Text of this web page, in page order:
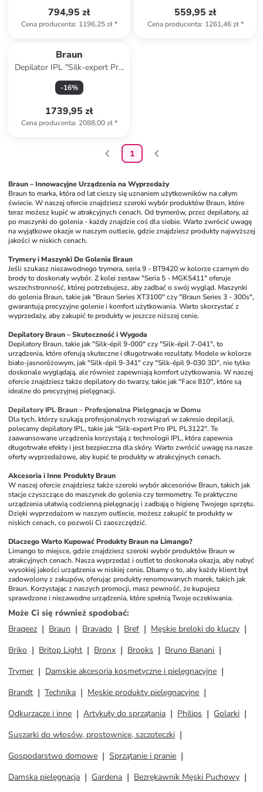
794,95 zł
Cena producenta: 1196,25 zł*
559,95 zł
Cena producenta: 1261,46 zł*
Braun
Depilator IPL "Silk-expert Pro
IPL PL5210" w kolorze złoto-
białym
-16%
1739,95 zł
Cena producenta: 2088,00 zł*
1
Braun – Innowacyjne Urządzenia na Wyprzedaży
Braun to marka, która od lat cieszy się uznaniem użytkowników na całym
świecie. W naszej ofercie znajdziesz szeroki wybór produktów Braun, które
teraz możesz kupić w atrakcyjnych cenach. Od trymerów, przez depilatory, aż
po maszynki do golenia - każdy znajdzie coś dla siebie. Warto zwrócić uwagę
na wyjątkowe okazje w naszym outlecie, gdzie znajdziesz produkty najwyższej
jakości w niskich cenach.
Trymery i Maszynki Do Golenia Braun
Jeśli szukasz niezawodnego trymera, seria 9 - BT9420 w kolorze czarnym do
brody to doskonały wybór. Z kolei zestaw "Seria 5 - MGK5411" oferuje
wszechstronność, której potrzebujesz, aby zadbać o swój wygląd. Maszynki
do golenia Braun, takie jak "Braun Series XT3100" czy "Braun Series 3 - 300s",
gwarantują precyzyjne golenie i komfort użytkowania. Warto skorzystać z
wyprzedaży, aby zakupić te produkty w jeszcze niższej cenie.
Depilatory Braun – Skuteczność i Wygoda
Depilatory Braun, takie jak "Silk-épil 9-000" czy "Silk-épil 7-041", to
urządzenia, które oferują skuteczne i długotrwałe rezultaty. Modele w kolorze
biało-jasnoróżowym, jak "Silk-épil 9-341" czy "Silk-épil 9-030 3D", nie tylko
doskonale wyglądają, ale również zapewniają komfort użytkowania. W naszej
ofercie znajdziesz także depilatory do twarzy, takie jak "Face 810", które są
idealne do precyzyjnej pielęgnacji.
Depilatory IPL Braun – Profesjonalna Pielęgnacja w Domu
Dla tych, którzy szukają profesjonalnych rozwiązań w zakresie depilacji,
polecamy depilatory IPL, takie jak "Silk-expert Pro IPL PL3122". Te
zaawansowane urządzenia korzystają z technologii IPL, która zapewnia
długotrwałe efekty i jest bezpieczna dla skóry. Warto zwrócić uwagę na nasze
oferty wyprzedażowe, aby kupić te produkty w atrakcyjnych cenach.
Akcesoria i Inne Produkty Braun
W naszej ofercie znajdziesz także szeroki wybór akcesoriów Braun, takich jak
stacje czyszczące do maszynek do golenia czy termometry. Te praktyczne
urządzenia ułatwią codzienną pielęgnację i zadbają o higienę Twojego sprzętu.
Dzięki wyprzedażom w naszym outlecie, możesz zakupić te produkty w
niskich cenach, co pozwoli Ci zaoszczędzić.
Dlaczego Warto Kupować Produkty Braun na Limango?
Limango to miejsce, gdzie znajdziesz szeroki wybór produktów Braun w
atrakcyjnych cenach. Nasza wyprzedaż i outlet to doskonała okazja, aby nabyć
wysokiej jakości urządzenia w niskiej cenie. Dbamy o to, aby każdy klient był
zadowolony z zakupów, oferując produkty renomowanych marek, takich jak
Braun. Korzystając z naszych promocji, masz pewność, że kupujesz
sprawdzone i niezawodne urządzenia, które spełnią Twoje oczekiwania.
Może Ci się również spodobać:
Braqeez
Braun Bravado Bref
Męskie breloki do kluczy
Briko
Britop Light Bronx Brooks
Bruno Banani
Trymer
Damskie akcesoria kosmetyczne i pielęgnacyjne
Brandt
Technika
Męskie produkty pielęgnacyjne
Odkurzacze i inne
Artykuły do sprzątania Philips
Golarki
Suszarki do włosów, prostownice, szczoteczki
Gospodarstwo domowe
Sprzątanie i pranie
Damska pielęgnacja
Gardena
Bezrękawnik Męski Puchowy